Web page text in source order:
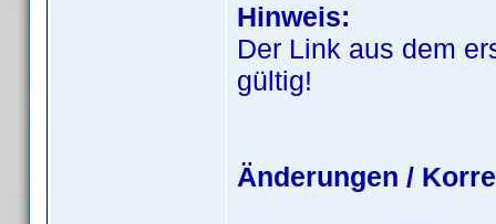
Hinweis:
Der Link aus dem
gültig!
Änderungen /